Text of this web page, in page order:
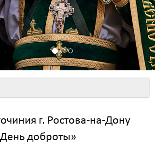
г. Ростова-на-Дону
доброты»